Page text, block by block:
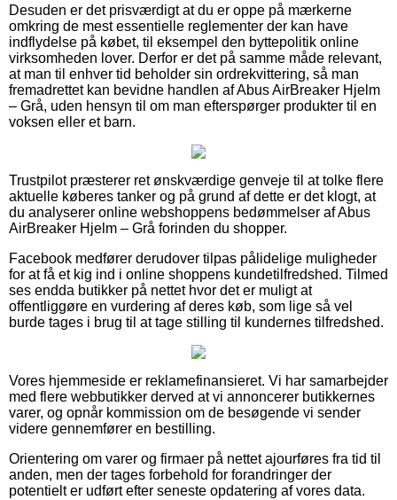
Desuden er det prisværdigt at du er oppe på mærkerne
omkring de mest essentielle reglementer der kan have
indflydelse på købet, til eksempel den byttepolitik online
virksomheden lover. Derfor er det på samme måde relevant,
at man til enhver tid beholder sin ordrekvittering, så man
fremadrettet kan bevidne handlen af Abus AirBreaker Hjelm
– Grå, uden hensyn til om man efterspørger produkter til en
voksen eller et barn.
Trustpilot præsterer ret ønskværdige genveje til at tolke flere
aktuelle køberes tanker og på grund af dette er det klogt, at
du analyserer online webshoppens bedømmelser af Abus
AirBreaker Hjelm – Grå forinden du shopper.
Facebook medfører derudover tilpas pålidelige muligheder
for at få et kig ind i online shoppens kundetilfredshed. Tilmed
ses endda butikker på nettet hvor det er muligt at
offentliggøre en vurdering af deres køb, som lige så vel
burde tages i brug til at tage stilling til kundernes tilfredshed.
Vores hjemmeside er reklamefinansieret. Vi har samarbejder
med flere webbutikker derved at vi annoncerer butikkernes
varer, og opnår kommission om de besøgende vi sender
videre gennemfører en bestilling.
Orientering om varer og firmaer på nettet ajourføres fra tid til
anden, men der tages forbehold for forandringer der
potentielt er udført efter seneste opdatering af vores data.